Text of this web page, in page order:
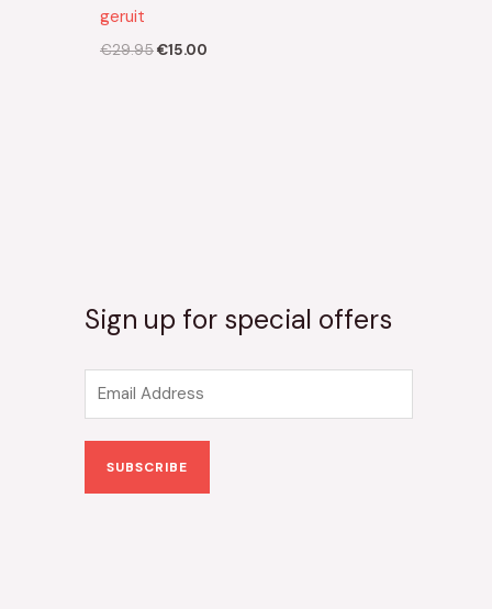
geruit
€29.95€15.00
Sign up for special offers
m
a
SUBSCRIBE